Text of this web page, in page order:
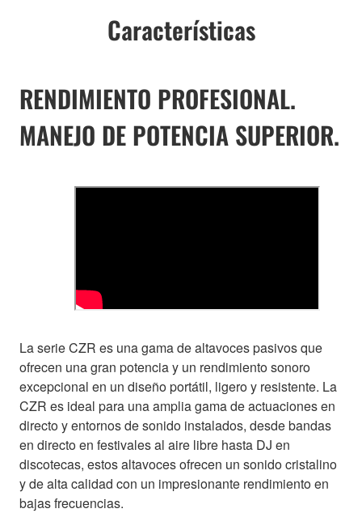
Características
RENDIMIENTO PROFESIONAL.
MANEJO DE POTENCIA SUPERIOR.
La serie CZR es una gama de altavoces pasivos que
ofrecen una gran potencia y un rendimiento sonoro
excepcional en un diseño portátil, ligero y resistente. La
CZR es ideal para una amplia gama de actuaciones en
directo y entornos de sonido instalados, desde bandas
en directo en festivales al aire libre hasta DJ en
discotecas, estos altavoces ofrecen un sonido cristalino
y de alta calidad con un impresionante rendimiento en
bajas frecuencias.